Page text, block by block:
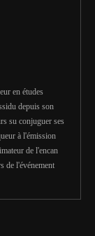
en études
depuis son
su conjuguer ses
à l'émission
de l'encan
de l'événement